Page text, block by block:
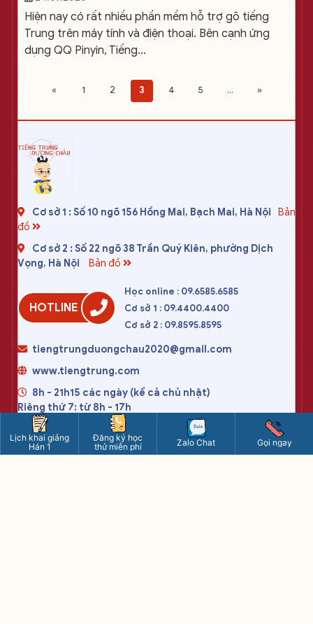
Hiện nay có rất nhiều phần mềm hỗ trợ gõ tiếng
Trung trên máy tính và điện thoại. Bên cạnh ứng
dụng QQ Pinyin, Tiếng...
« 1 2 3 4 5 ... »
Cơ sở 1 : Số 10 ngõ 156 Hồng Mai, Bạch Mai, Hà Nội
Bản
đồ
Cơ sở 2 : Số 22 ngõ 38 Trần Quý Kiên, phường Dịch
Vọng, Hà Nội
Bản đồ
HOTLINE
Học online : 09.6585.6585
Cơ sở 1 : 09.4400.4400
Cơ sở 2 : 09.8595.8595
tiengtrungduongchau2020@gmail.com
www.tiengtrung.com
8h - 21h15 các ngày (kể cả chủ nhật)
Riêng thứ 7: từ 8h - 17h
CÔNG TY TNHH DƯƠNG CHÂU VIỆT NAM
Lịch khai giảng
Hán 1
Đăng ký học
thử miễn phí
Zalo Chat Gọi ngay